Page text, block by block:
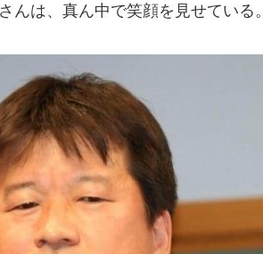
は、真ん中で笑顔を見せている。